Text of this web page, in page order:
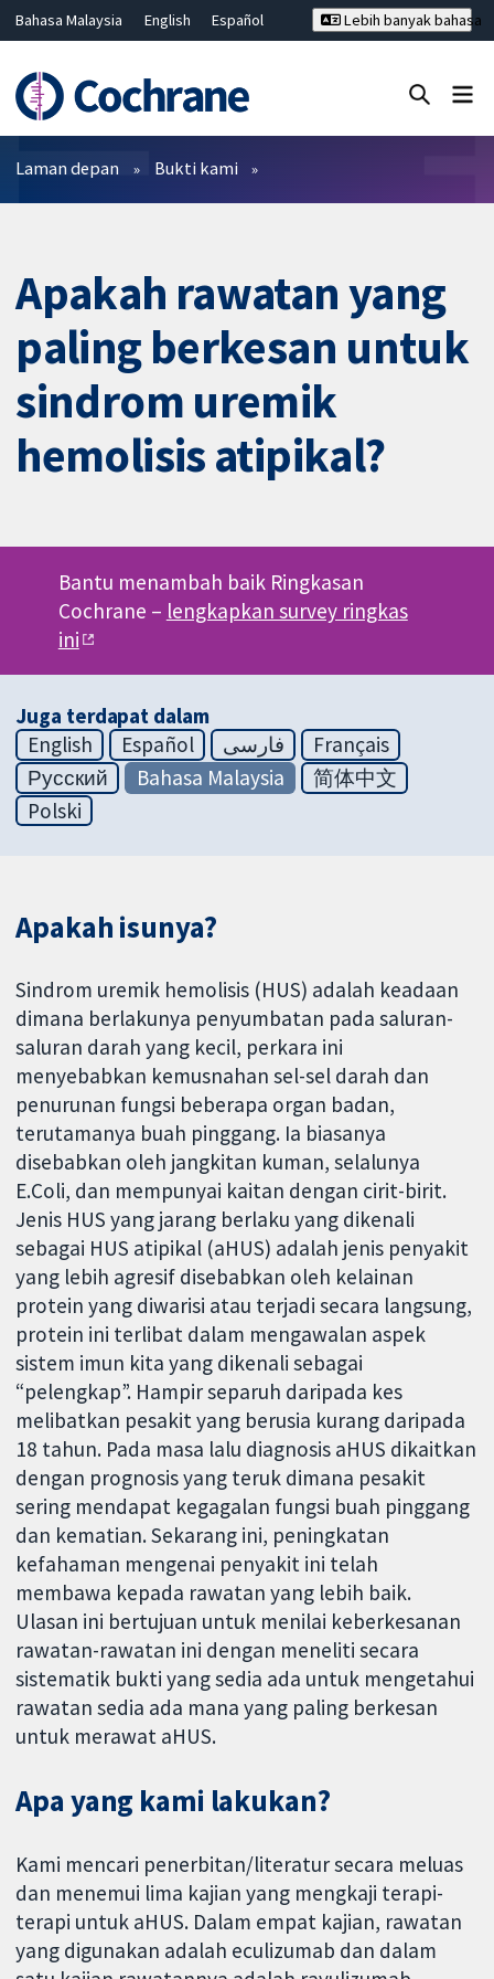
Bahasa Malaysia English
Español
Hrvatski
Deutsch ไทย
繁體中文
简体中文
Lebih banyak bahasa
Penapis
Laman depan Bukti kami
Apakah rawatan yang
paling berkesan untuk
sindrom uremik
hemolisis atipikal?
Bantu menambah baik Ringkasan
Cochrane – lengkapkan survey ringkas
ini
Juga terdapat dalam
English
Español فارسی
Français
Русский
Bahasa Malaysia
简体中文
Polski
Apakah isunya?
Sindrom uremik hemolisis (HUS) adalah keadaan
dimana berlakunya penyumbatan pada saluran-
saluran darah yang kecil, perkara ini
menyebabkan kemusnahan sel-sel darah dan
penurunan fungsi beberapa organ badan,
terutamanya buah pinggang. Ia biasanya
disebabkan oleh jangkitan kuman, selalunya
E.Coli, dan mempunyai kaitan dengan cirit-birit.
Jenis HUS yang jarang berlaku yang dikenali
sebagai HUS atipikal (aHUS) adalah jenis penyakit
yang lebih agresif disebabkan oleh kelainan
protein yang diwarisi atau terjadi secara langsung,
protein ini terlibat dalam mengawalan aspek
sistem imun kita yang dikenali sebagai
“pelengkap”. Hampir separuh daripada kes
melibatkan pesakit yang berusia kurang daripada
18 tahun. Pada masa lalu diagnosis aHUS dikaitkan
dengan prognosis yang teruk dimana pesakit
sering mendapat kegagalan fungsi buah pinggang
dan kematian. Sekarang ini, peningkatan
kefahaman mengenai penyakit ini telah
membawa kepada rawatan yang lebih baik.
Ulasan ini bertujuan untuk menilai keberkesanan
rawatan-rawatan ini dengan meneliti secara
sistematik bukti yang sedia ada untuk mengetahui
rawatan sedia ada mana yang paling berkesan
untuk merawat aHUS.
Apa yang kami lakukan?
Kami mencari penerbitan/literatur secara meluas
dan menemui lima kajian yang mengkaji terapi-
terapi untuk aHUS. Dalam empat kajian, rawatan
yang digunakan adalah eculizumab dan dalam